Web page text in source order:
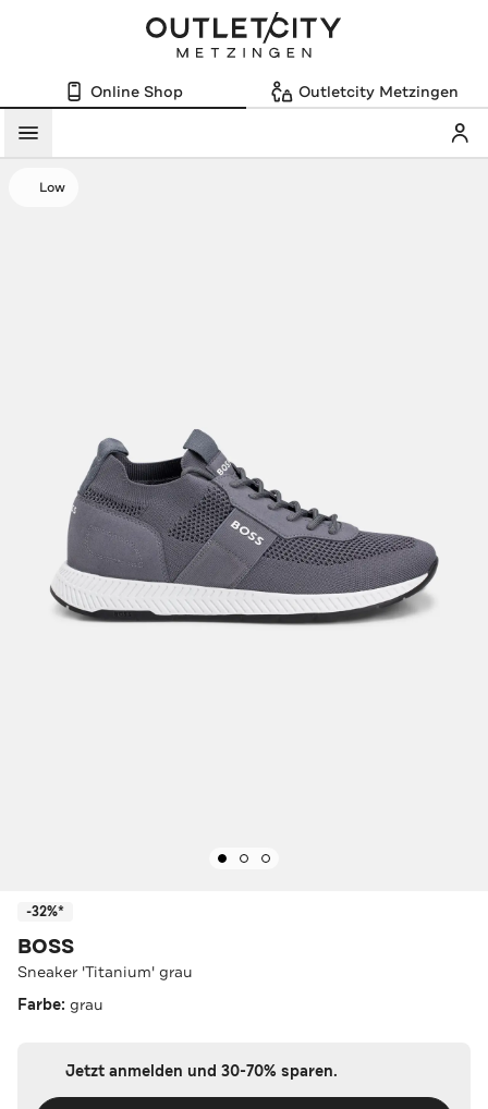
Online Shop Outletcity Metzingen
Menü
Low
-32%*
BOSS
Sneaker 'Titanium' grau
Farbe: grau
Jetzt anmelden und 30-70% sparen.